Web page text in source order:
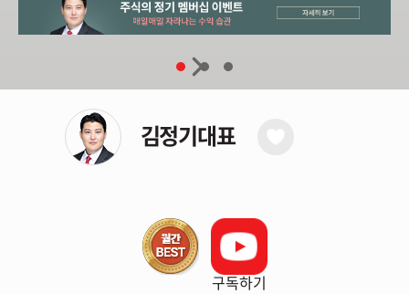
김정기대표
구독하기